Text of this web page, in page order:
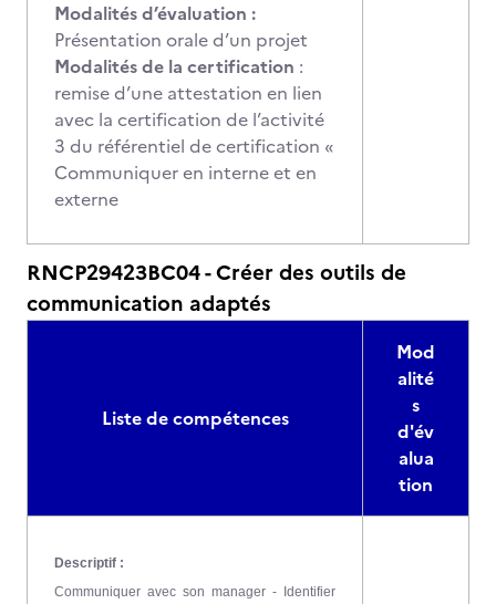
Modalités d’évaluation :
Présentation orale d’un projet
Modalités de la certification :
remise d’une attestation en lien
avec la certification de l’activité
3 du référentiel de certification «
Communiquer en interne et en
externe
RNCP29423BC04 - Créer des outils de
communication adaptés
Liste de compétences
Mod
alité
s
d'év
alua
tion
Descriptif :
Communiquer avec son manager - Identifier